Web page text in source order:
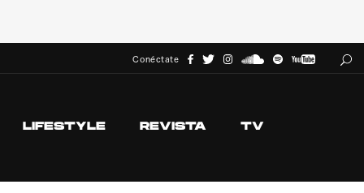
Conéctate
LIFESTYLE REVISTA TV